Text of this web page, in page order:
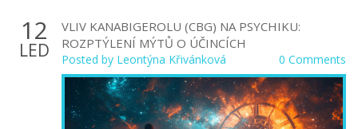
12
LED
VLIV KANABIGEROLU (CBG) NA PSYCHIKU:
ROZPTÝLENÍ MÝTŮ O ÚČINCÍCH
Posted by Leontýna Křivánková 0 Comments